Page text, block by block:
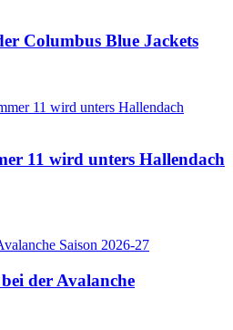
Columbus Blue Jackets
11 wird unters Hallendach
der Avalanche